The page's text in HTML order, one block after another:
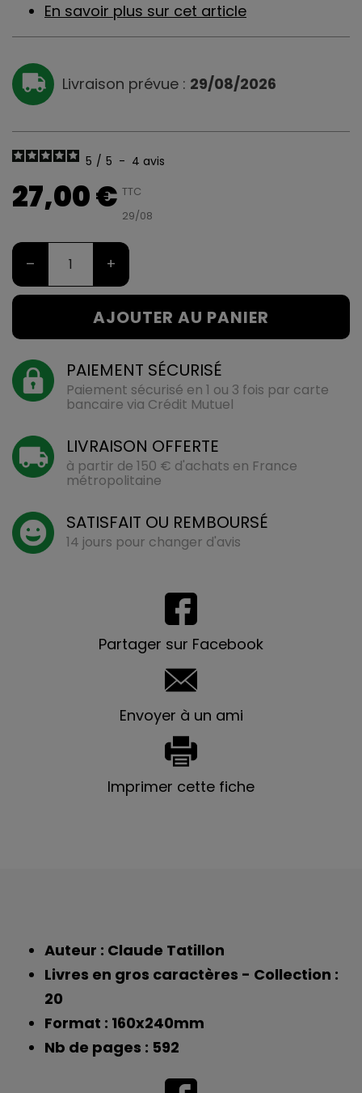
En savoir plus sur cet article
Livraison prévue : 29/08/2026
5 / 5 - 4 avis
27,00 € TTC
29/08
– +
AJOUTER AU PANIER
PAIEMENT SÉCURISÉ
Paiement sécurisé en 1 ou 3 fois par carte
bancaire via Crédit Mutuel
LIVRAISON OFFERTE
à partir de 150 € d'achats en France
métropolitaine
SATISFAIT OU REMBOURSÉ
14 jours pour changer d'avis
Partager sur Facebook
Envoyer à un ami
Imprimer cette fiche
Auteur : Claude Tatillon
Livres en gros caractères - Collection :
20
Format : 160x240mm
Nb de pages : 592